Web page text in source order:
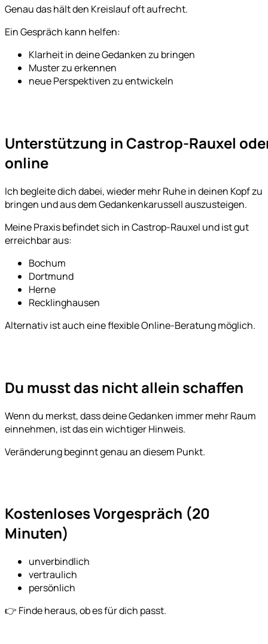
Genau das hält den Kreislauf oft aufrecht.
Ein Gespräch kann helfen:
Klarheit in deine Gedanken zu bringen
Muster zu erkennen
neue Perspektiven zu entwickeln
Unterstützung in Castrop-Rauxel
online
Ich begleite dich dabei, wieder mehr Ruhe in deinen Kopf zu
bringen und aus dem Gedankenkarussell auszusteigen.
Meine Praxis befindet sich in Castrop-Rauxel und ist gut
erreichbar aus:
Bochum
Dortmund
Herne
Recklinghausen
Alternativ ist auch eine flexible Online-Beratung möglich.
Du musst das nicht allein schaffen
Wenn du merkst, dass deine Gedanken immer mehr Raum
einnehmen, ist das ein wichtiger Hinweis.
Veränderung beginnt genau an diesem Punkt.
Kostenloses Vorgespräch (20
Minuten)
unverbindlich
vertraulich
persönlich
👉 Finde heraus, ob es für dich passt.